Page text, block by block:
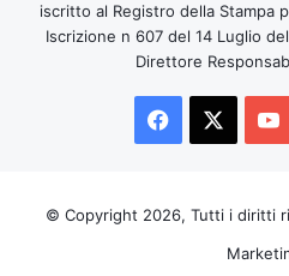
iscritto al Registro della Stampa
Iscrizione n 607 del 14 Luglio
Direttore
Facebook
© Copyright 2026, Tutti i diritti